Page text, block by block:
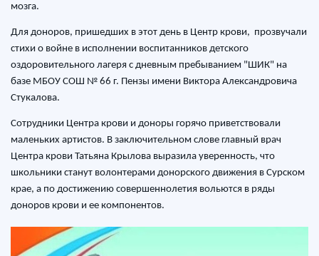
мозга.
Для доноров, пришедших в этот день в Центр крови, прозвучали
стихи о войне в исполнении воспитанников детского
оздоровительного лагеря с дневным пребыванием "ШИК" на
базе МБОУ СОШ № 66 г. Пензы имени Виктора Александровича
Стукалова.
Сотрудники Центра крови и доноры горячо приветствовали
маленьких артистов. В заключительном слове главный врач
Центра крови Татьяна Крылова выразила уверенность, что
школьники станут волонтерами донорского движения в Сурском
крае, а по достижению совершеннолетия вольются в ряды
доноров крови и ее компонентов.